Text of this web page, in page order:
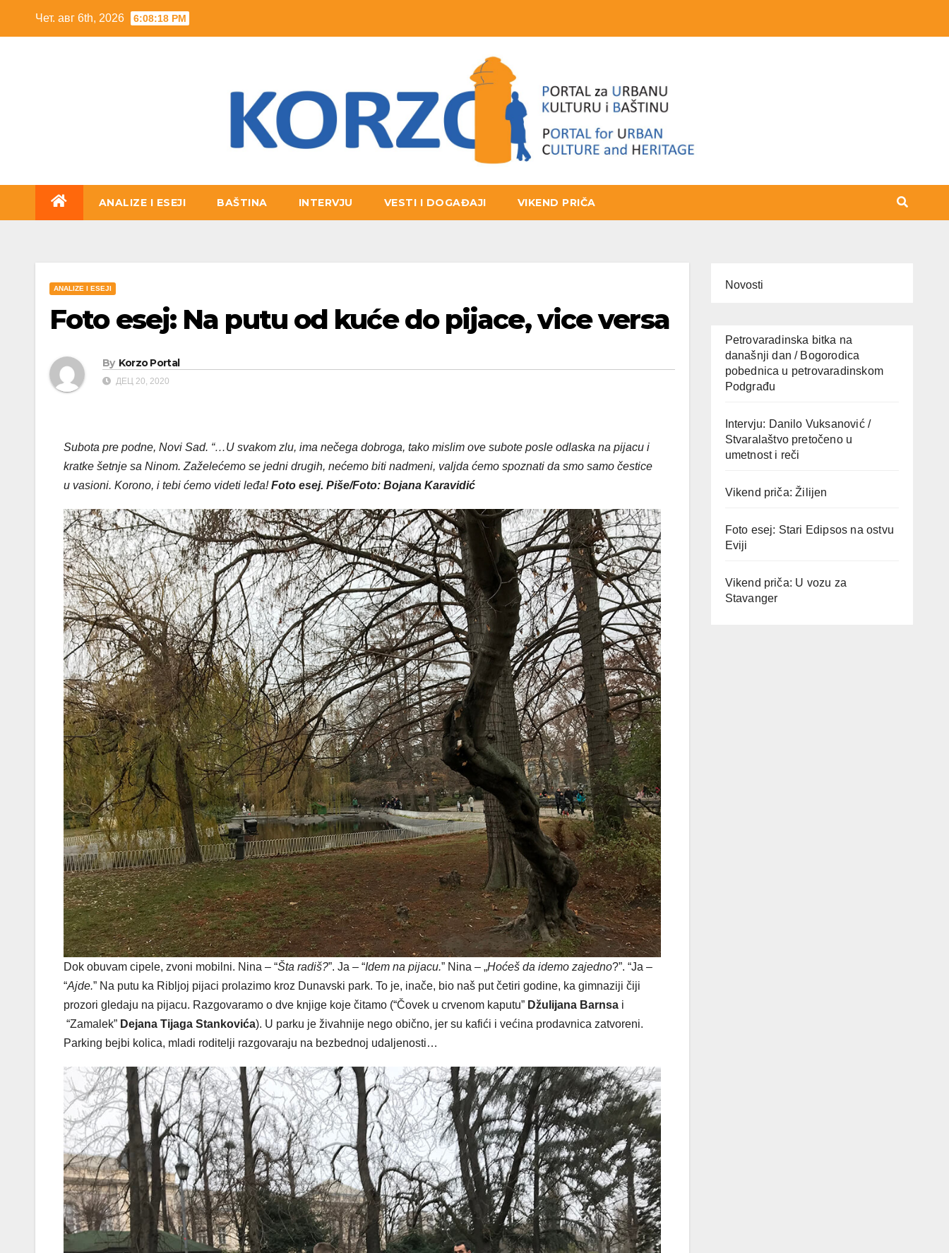
Чет. авг 6th, 2026 6:08:20 PM
ANALIZE I ESEJI BAŠTINA INTERVJU VESTI I DOGAĐAJI VIKEND PRIČA
ANALIZE I ESEJI
Foto esej: Na putu od kuće do pijace, vice versa
By Korzo Portal
ДЕЦ 20, 2020
Subota pre podne, Novi Sad. “…U svakom zlu, ima nečega dobroga, tako mislim ove subote posle odlaska na pijacu i
kratke šetnje sa Ninom. Zaželećemo se jedni drugih, nećemo biti nadmeni, valjda ćemo spoznati da smo samo čestice
u vasioni. Korono, i tebi ćemo videti leđa!Foto esej. Piše/Foto: Bojana Karavidić
Dok obuvam cipele, zvoni mobilni. Nina – “Šta radiš?”. Ja – “Idem na pijacu.” Nina – „Hoćeš da idemo zajedno?”. “Ja –
“Ajde.” Na putu ka Ribljoj pijaci prolazimo kroz Dunavski park. To je, inače, bio naš put četiri godine, ka gimnaziji čiji
prozori gledaju na pijacu. Razgovaramo o dve knjige koje čitamo (“Čovek u crvenom kaputu” Džulijana Barnsa i
“Zamalek” Dejana Tijaga Stankovića). U parku je živahnije nego obično, jer su kafići i većina prodavnica zatvoreni.
Parking bejbi kolica, mladi roditelji razgovaraju na bezbednoj udaljenosti…
Novosti
Petrovaradinska bitka na
današnji dan / Bogorodica
pobednica u petrovaradinskom
Podgrađu
Intervju: Danilo Vuksanović /
Stvaralaštvo pretočeno u
umetnost i reči
Vikend priča: Žilijen
Foto esej: Stari Edipsos na ostvu
Eviji
Vikend priča: U vozu za
Stavanger